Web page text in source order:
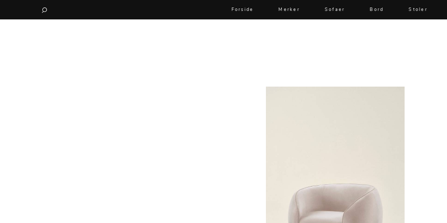
Forside Merker Sofaer Bord Stoler